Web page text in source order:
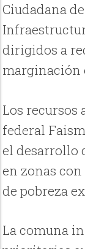
Ciudadana
dirigidos a
marginación
Los recursos
federal
el desarrollo
en zonas
de pobreza
La comuna